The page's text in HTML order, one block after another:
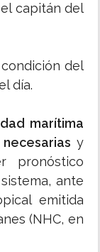
capitán del
del
día.
marítima
y
pronóstico
ante
emitida
(NHC, en